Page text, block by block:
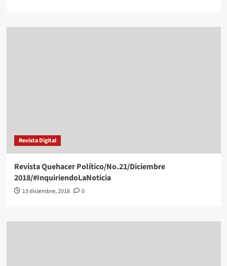
Revista Digital
Revista Quehacer Político/No.21/Diciembre
2018/#InquiriendoLaNoticia
13 diciembre, 2018 0